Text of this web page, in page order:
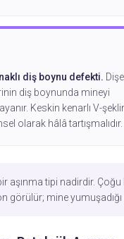
diş boynu defekti. Dişe
diş boynunda mineyi
Keskin kenarlı V-
olarak hâlâ tartışmalıdır.
aşınma tipi nadirdir.
görülür; mine yumuşadığı